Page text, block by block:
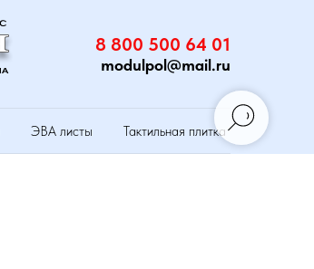
8 800 500 64 01
modulpol@mail.ru
ЭВА листы Тактильная плитка